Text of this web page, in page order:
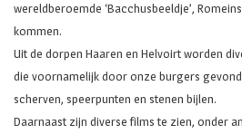
wereldberoemde ‘Bacchusbeeldje’,
kommen.
Uit de dorpen Haaren en Helvoirt worden
die voornamelijk door onze burgers
scherven, speerpunten en stenen bijlen.
Daarnaast zijn diverse films te zien, onder